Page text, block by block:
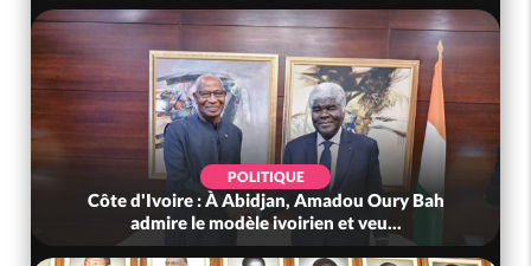
POLITIQUE
Côte d'Ivoire : À Abidjan, Amadou Oury Bah
admire le modèle ivoirien et veu...